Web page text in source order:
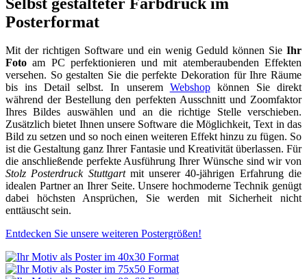
Posterformat
Mit der richtigen Software und ein wenig Geduld können Sie Ihr
Foto am PC perfektionieren und mit atemberaubenden Effekten
versehen. So gestalten Sie die perfekte Dekoration für Ihre Räume
bis ins Detail selbst. In unserem Webshopkönnen Sie direkt
während der Bestellung den perfekten Ausschnitt und Zoomfaktor
Ihres Bildes auswählen und an die richtige Stelle verschieben.
Zusätzlich bietet Ihnen unsere Software die Möglichkeit, Text in das
Bild zu setzen und so noch einen weiteren Effekt hinzu zu fügen. So
ist die Gestaltung ganz Ihrer Fantasie und Kreativität überlassen. Für
die anschließende perfekte Ausführung Ihrer Wünsche sind wir von
Stolz Posterdruck Stuttgartmit unserer 40-jährigen Erfahrung die
idealen Partner an Ihrer Seite. Unsere hochmoderne Technik genügt
dabei höchsten Ansprüchen, Sie werden mit Sicherheit nicht
enttäuscht sein.
Entdecken Sie unsere weiteren Postergrößen!